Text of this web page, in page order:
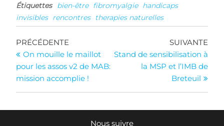
Étiquettes
bien-être fibromyalgie handicaps
invisibles rencontres therapies naturelles
Navigation
de
l’article
Article
précédent
PRÉCÉDENTE
On mouille le maillot
pour les assos v2 de MAB:
mission accomplie !
SUIVANTE
Stand de sensibilisation à
la MSP et l’IMB de
Breteuil
Nous suivre